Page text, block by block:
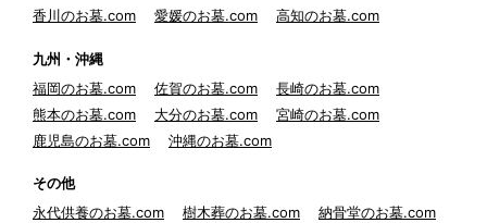
香川のお墓.com
愛媛のお墓.com 高知のお墓.com
九州・沖縄
福岡のお墓.com
佐賀のお墓.com
長崎のお墓.com
熊本のお墓.com
大分のお墓.com
宮崎のお墓.com
鹿児島のお墓.com
沖縄のお墓.com
その他
永代供養のお墓.com
樹木葬のお墓.com 納骨堂のお墓.com